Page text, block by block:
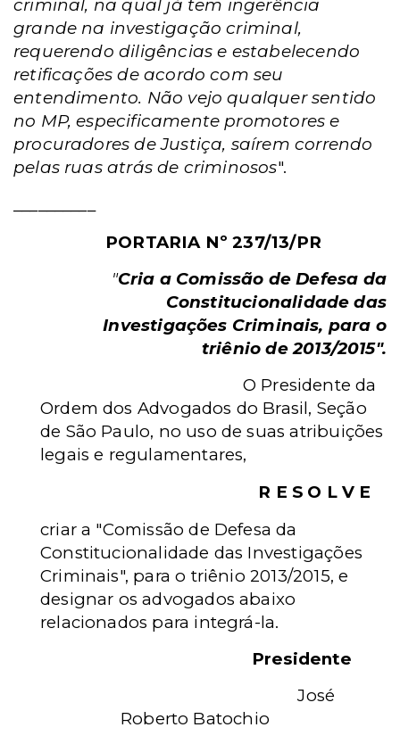
criminal, na qual já tem ingerência
grande na investigação criminal,
requerendo diligências e estabelecendo
retificações de acordo com seu
entendimento. Não vejo qualquer sentido
no MP, especificamente promotores e
procuradores de Justiça, saírem correndo
pelas ruas atrás de criminosos".
PORTARIA Nº 237/13/PR
"Cria a Comissão de Defesa da
Constitucionalidade das
Investigações Criminais, para o
triênio de 2013/2015".
O Presidente da
Ordem dos Advogados do Brasil, Seção
de São Paulo, no uso de suas atribuições
legais e regulamentares,
R E S O L V E
criar a "Comissão de Defesa da
Constitucionalidade das Investigações
Criminais", para o triênio 2013/2015, e
designar os advogados abaixo
relacionados para integrá-la.
Presidente
José
Roberto Batochio